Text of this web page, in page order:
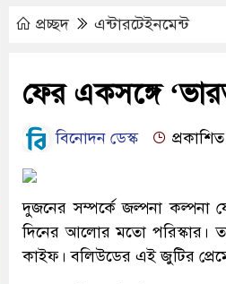
প্রচ্ছদ এন্টারটেইনমেন্ট
ফের একসঙ্গে
বিনোদন ডেস্ক
দুজনের সম্পর্কে জল্পনা কল্পনা
দিনের আলোর মতো পরিস্কার।
কাইফ। বলিউডের এই জুটির